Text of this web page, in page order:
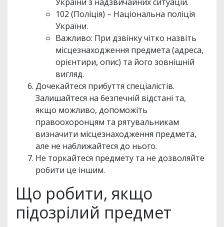
України з надзвичайних ситуацій.
102 (Поліція) – Національна поліція
України.
Важливо: При дзвінку чітко назвіть
місцезнаходження предмета (адреса,
орієнтири, опис) та його зовнішній
вигляд.
Дочекайтеся прибуття спеціалістів.
Залишайтеся на безпечній відстані та,
якщо можливо, допоможіть
правоохоронцям та рятувальникам
визначити місцезнаходження предмета,
але не наближайтеся до нього.
Не торкайтеся предмету та не дозволяйте
робити це іншим.
Що робити, якщо
підозрілий предмет